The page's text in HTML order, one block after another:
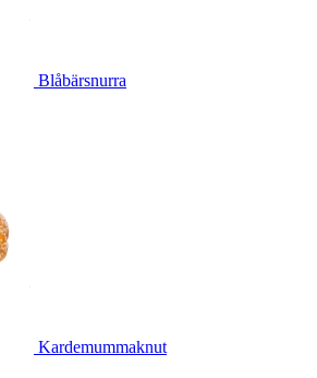
Blåbärsnurra
Kardemummaknut